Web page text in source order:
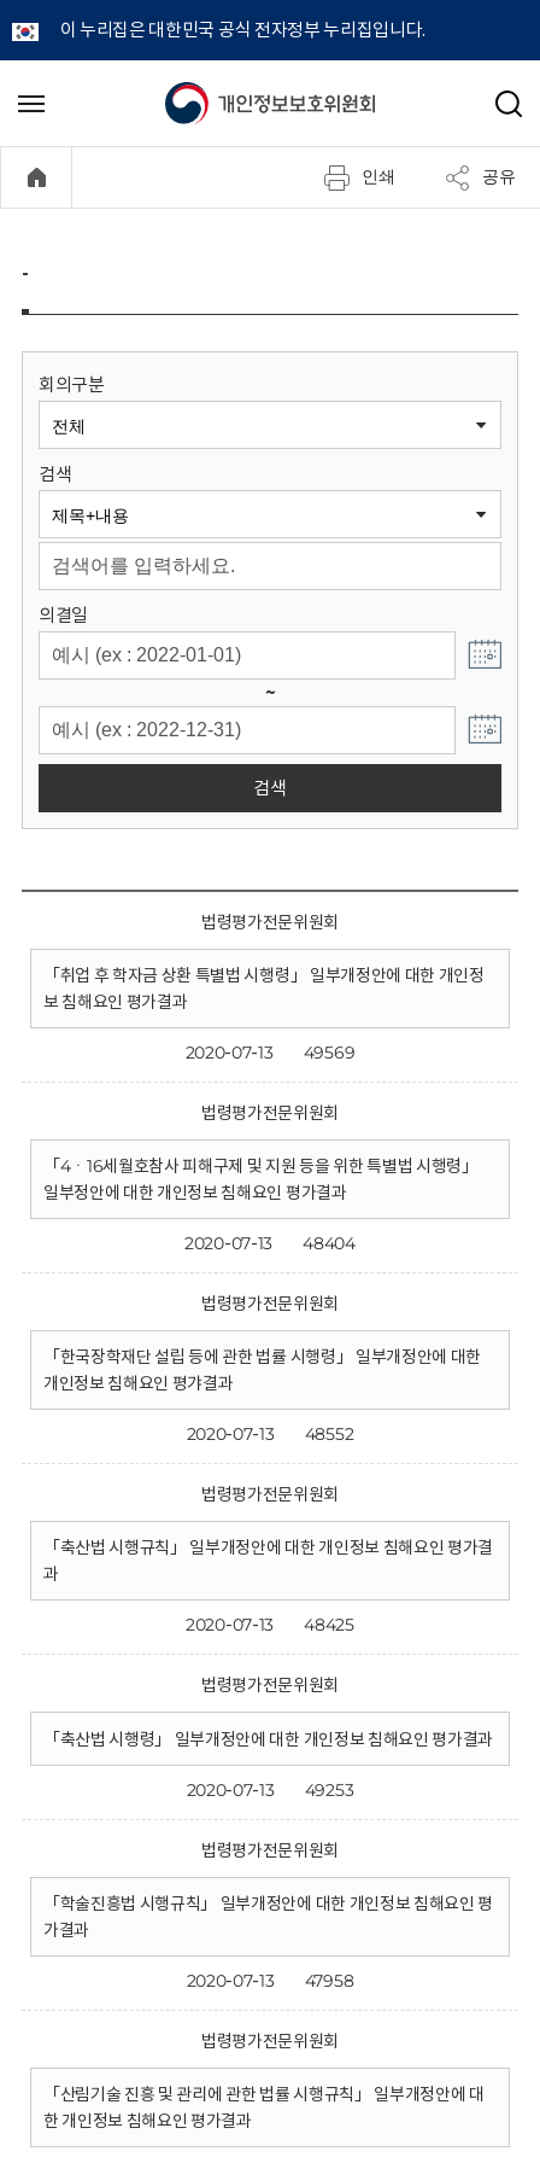
이 누리집은 대한민국 공식 전자정부 누리집입니다.
개
정
보
원
회
메
기
검
인쇄 공유
-
회의구분
검색
의결일
~
검색
법령평가전문위원회
「취업 후 학자금 상환 특별법 시행령」 일부개정안에 대한 개인정
보 침해요인 평가결과
2020-07-13 49569
법령평가전문위원회
「4ㆍ16세월호참사 피해구제 및 지원 등을 위한 특별법 시행령」
일부정안에 대한 개인정보 침해요인 평가결과
2020-07-13 48404
법령평가전문위원회
「한국장학재단 설립 등에 관한 법률 시행령」 일부개정안에 대한
개인정보 침해요인 평갸결과
2020-07-13 48552
법령평가전문위원회
「축산법 시행규칙」 일부개정안에 대한 개인정보 침해요인 평가결
과
2020-07-13 48425
법령평가전문위원회
「축산법 시행령」 일부개정안에 대한 개인정보 침해요인 평가결과
2020-07-13 49253
법령평가전문위원회
「학술진흥법 시행규칙」 일부개정안에 대한 개인정보 침해요인 평
가결과
2020-07-13 47958
법령평가전문위원회
「산림기술 진흥 및 관리에 관한 법률 시행규칙」 일부개정안에 대
한 개인정보 침해요인 평가결과